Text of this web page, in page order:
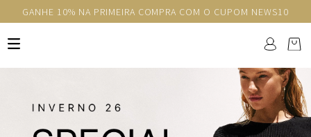
GANHE 10% NA PRIMEIRA COMPRA COM O CUPOM NEWS10